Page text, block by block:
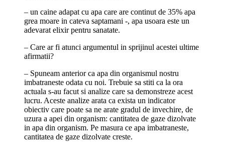
– un caine adapat cu apa care are continut de 35% apa
grea moare in cateva saptamani -, apa usoara este un
adevarat elixir pentru sanatate.
– Care ar fi atunci argumentul in sprijinul acestei ultime
afirmatii?
– Spuneam anterior ca apa din organismul nostru
imbatraneste odata cu noi. Trebuie sa stiti ca la ora
actuala s-au facut si analize care sa demonstreze acest
lucru. Aceste analize arata ca exista un indicator
obiectiv care poate sa ne arate gradul de invechire, de
uzura a apei din organism: cantitatea de gaze dizolvate
in apa din organism. Pe masura ce apa imbatraneste,
cantitatea de gaze dizolvate creste.